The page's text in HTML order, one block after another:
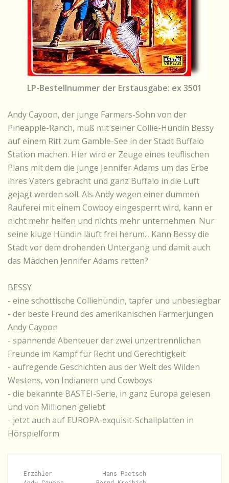
LP-Bestellnummer der Erstausgabe: ex 3501
Andy Cayoon, der junge Farmers-Sohn von der
Pineapple-Ranch, muß mit seiner Collie-Hündin Bessy
auf einem Ritt zum Gamble-See in der Stadt Buffalo
Station machen. Hier wird er Zeuge eines teuflischen
Plans mit dem die junge Jennifer Adams um das Erbe
ihres Vaters gebracht und ganz Buffalo in die Luft
gejagt werden soll. Als Andy wegen einer dummen
Rauferei mit einem Cowboy eingesperrt wird, kann er
nicht mehr helfen und nichts mehr unternehmen. Nur
seine kluge Hündin läuft frei herum... Kann Bessy die
Stadt vor dem drohenden Untergang und damit auch
das Mädchen Jennifer Adams retten?
BESSY
- eine schottische Colliehündin, tapfer und unbesiegbar
- der beste Freund des amerikanischen Farmerjungen
Andy Cayoon
- spannende Abenteuer der zwei unzertrennlichen
Freunde im Kampf für Recht und Gerechtigkeit
- aufregende Geschichten aus der Welt des Wilden
Westens, von Indianern und Cowboys
- die bekannte BASTEI-Serie, in ganz Europa gelesen
und von Millionen geliebt
- jetzt auch auf EUROPA-exquisit-Schallplatten in
Hörspielform
Erzähler              Hans Paetsch